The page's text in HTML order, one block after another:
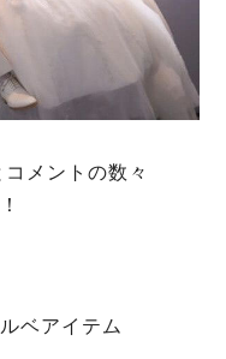
メントの数々
ベアイテム